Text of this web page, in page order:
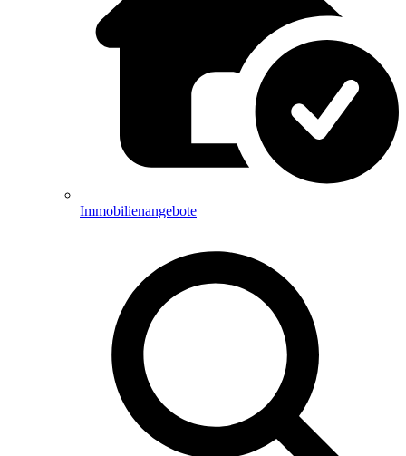
Immobilienangebote